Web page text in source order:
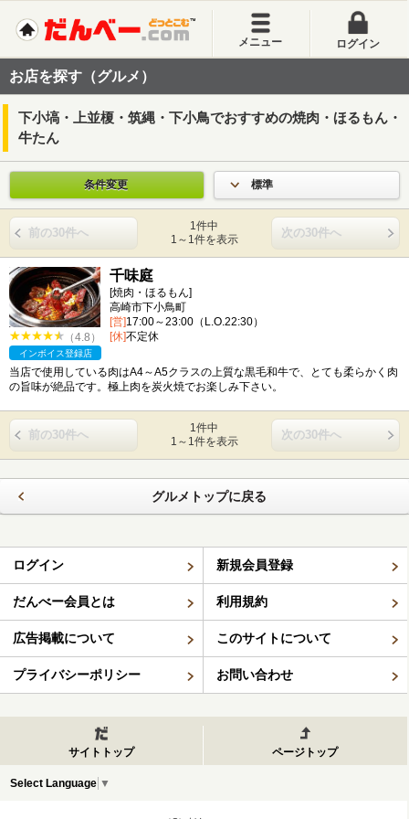
メニュー ログイン
お店を探す（グルメ）
下小塙・上並榎・筑縄・下小鳥でおすすめの焼肉・ほるもん・
牛たん
条件変更 標準
前の30件へ
1件中
1～1件を表示
次の30件へ
（4.8）
インボイス登録店
千味庭
[焼肉・ほるもん]
高崎市下小鳥町
[営]17:00～23:00（L.O.22:30）
[休]不定休
当店で使用している肉はA4～A5クラスの上質な黒毛和牛で、とても柔らかく肉
の旨味が絶品です。極上肉を炭火焼でお楽しみ下さい。
前の30件へ
1件中
1～1件を表示
次の30件へ
グルメトップに戻る
ログイン 新規会員登録
だんべー会員とは 利用規約
広告掲載について このサイトについて
プライバシーポリシー お問い合わせ
サイトトップ ページトップ
Select Language ▼